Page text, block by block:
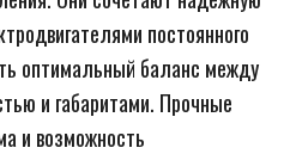
постоянного
оптимальный баланс между
и габаритами. Прочные
и возможность